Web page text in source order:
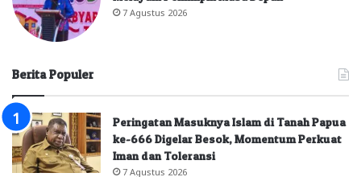
7 Agustus 2026
Berita Populer
Peringatan Masuknya Islam di Tanah Papua
ke-666 Digelar Besok, Momentum Perkuat
Iman dan Toleransi
7 Agustus 2026